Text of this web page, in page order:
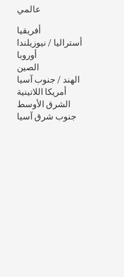
عالمي
أفريقيا
أستراليا / نيوزيلندا
أوروبا
الصين
الهند / جنوب آسيا
أمريكا اللاتينية
الشرق الأوسط
جنوب شرق آسيا